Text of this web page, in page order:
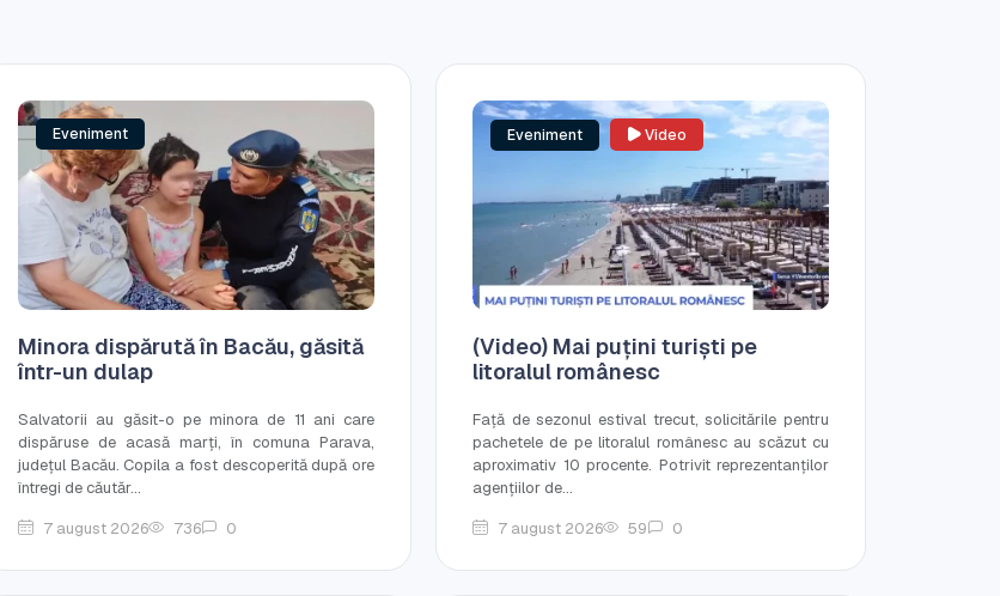
Eveniment
Minora dispărută în Bacău, găsită
într-un dulap
Salvatorii au găsit-o pe minora de 11 ani care
dispăruse de acasă marți, în comuna Parava,
județul Bacău. Copila a fost descoperită după ore
întregi de căutăr...
7 august 2026
736 0
Eveniment Video
(Video) Mai puțini turiști pe
litoralul românesc
Față de sezonul estival trecut, solicitările pentru
pachetele de pe litoralul românesc au scăzut cu
aproximativ 10 procente. Potrivit reprezentanților
agențiilor de...
7 august 2026
59 0